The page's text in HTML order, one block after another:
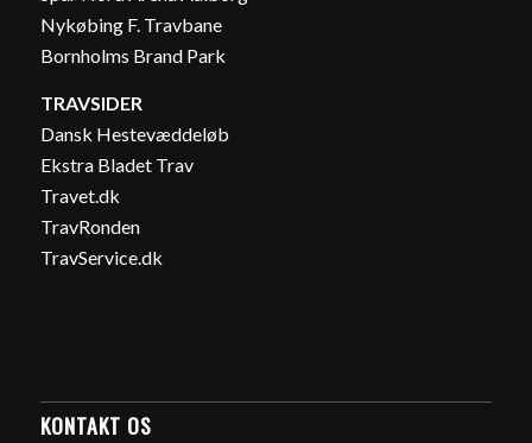
Nykøbing F. Travbane
Bornholms Brand Park
TRAVSIDER
Dansk Hestevæddeløb
Ekstra Bladet Trav
Travet.dk
TravRonden
TravService.dk
KONTAKT OS